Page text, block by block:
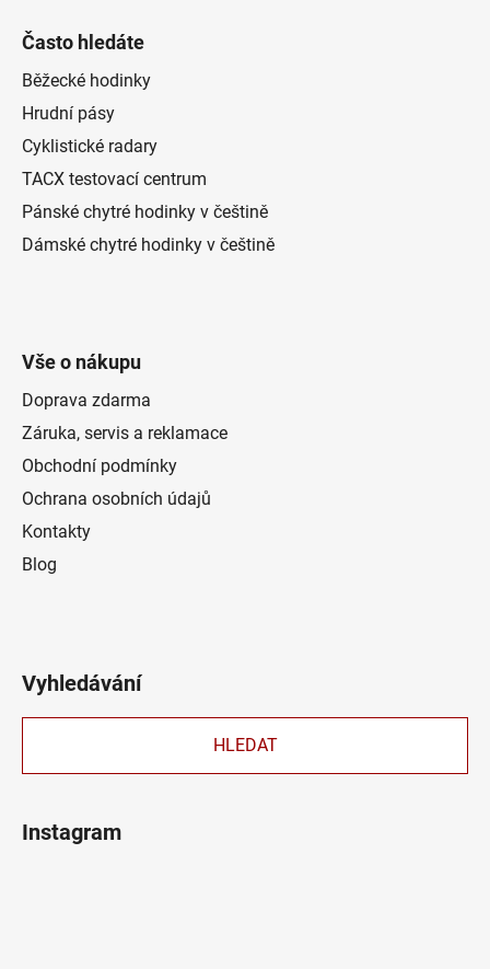
Často hledáte
Běžecké hodinky
Hrudní pásy
Cyklistické radary
TACX testovací centrum
Pánské chytré hodinky v češtině
Dámské chytré hodinky v češtině
Vše o nákupu
Doprava zdarma
Záruka, servis a reklamace
Obchodní podmínky
Ochrana osobních údajů
Kontakty
Blog
Vyhledávání
HLEDAT
Instagram